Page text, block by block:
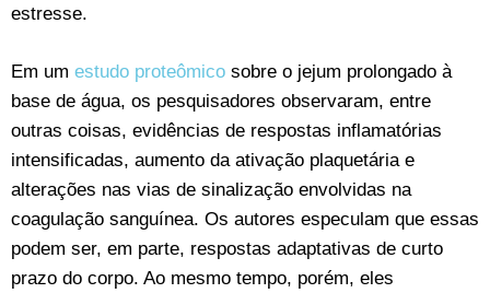
estresse.
Em um estudo proteômico sobre o jejum prolongado à
base de água, os pesquisadores observaram, entre
outras coisas, evidências de respostas inflamatórias
intensificadas, aumento da ativação plaquetária e
alterações nas vias de sinalização envolvidas na
coagulação sanguínea. Os autores especulam que essas
podem ser, em parte, respostas adaptativas de curto
prazo do corpo. Ao mesmo tempo, porém, eles